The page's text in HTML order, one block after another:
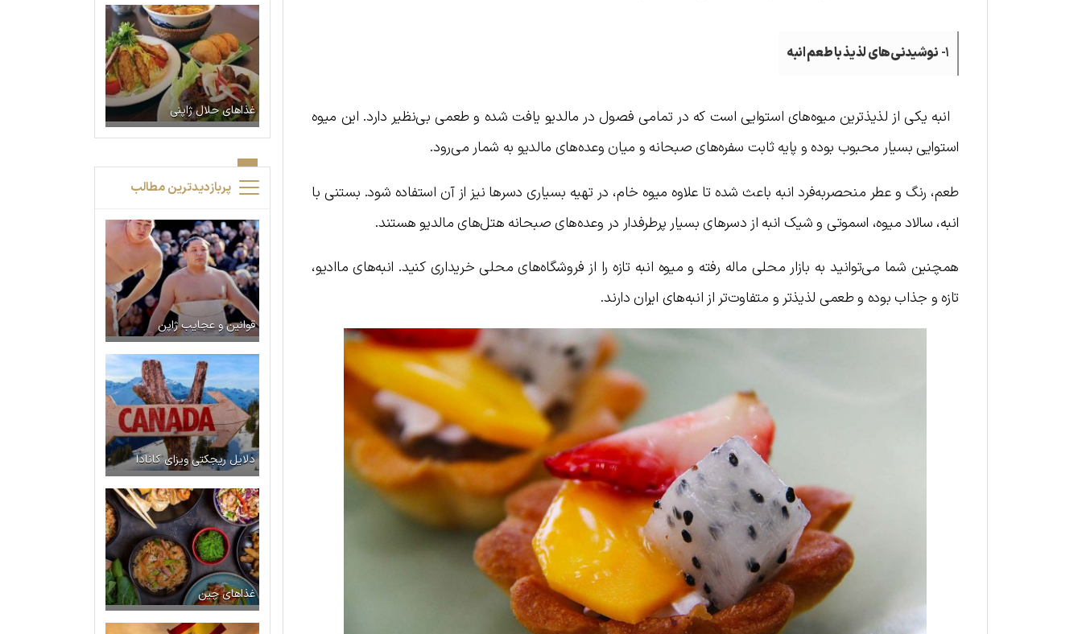
۱- نوشیدنی‌های لذیذ با طعم انبه
انبه یکی از لذیذترین میوه‌های استوایی است که در تمامی فصول در مالدیو یافت شده و طعمی بی‌نظیر دارد. این میوه
استوایی بسیار محبوب بوده و پایه ثابت سفره‌های صبحانه و میان وعده‌های مالدیو به شمار می‌رود.
طعم، رنگ و عطر منحصربه‌فرد انبه باعث شده تا علاوه میوه خام، در تهیه بسیاری دسرها نیز از آن استفاده شود. بستنی با
انبه، سالاد میوه، اسموتی و شیک انبه از دسرهای بسیار پرطرفدار در وعده‌های صبحانه هتل‌های مالدیو هستند.
همچنین شما می‌توانید به بازار محلی ماله رفته و میوه انبه تازه را از فروشگاه‌های محلی خریداری کنید. انبه‌های ماادیو،
تازه و جذاب بوده و طعمی لذیذتر و متفاوت‌تر از انبه‌های ایران دارند.
غذاهای حلال ژاپنی
پربازدیدترین مطالب
قوانین و عجایب ژاپن
دلایل ریجکتی ویزای کانادا
غذاهای چین